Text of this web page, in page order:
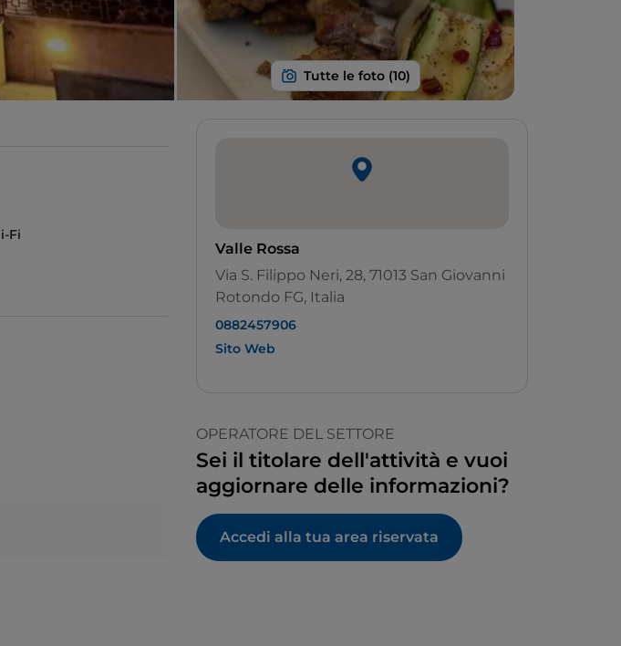
Fi
Valle Rossa
Via S. Filippo Neri, 28, 71013 San Giovanni
Rotondo FG, Italia
0882457906
Sito Web
OPERATORE DEL SETTORE
Sei il titolare dell'attività e vuoi
aggiornare delle informazioni?
Accedi alla tua area riservata